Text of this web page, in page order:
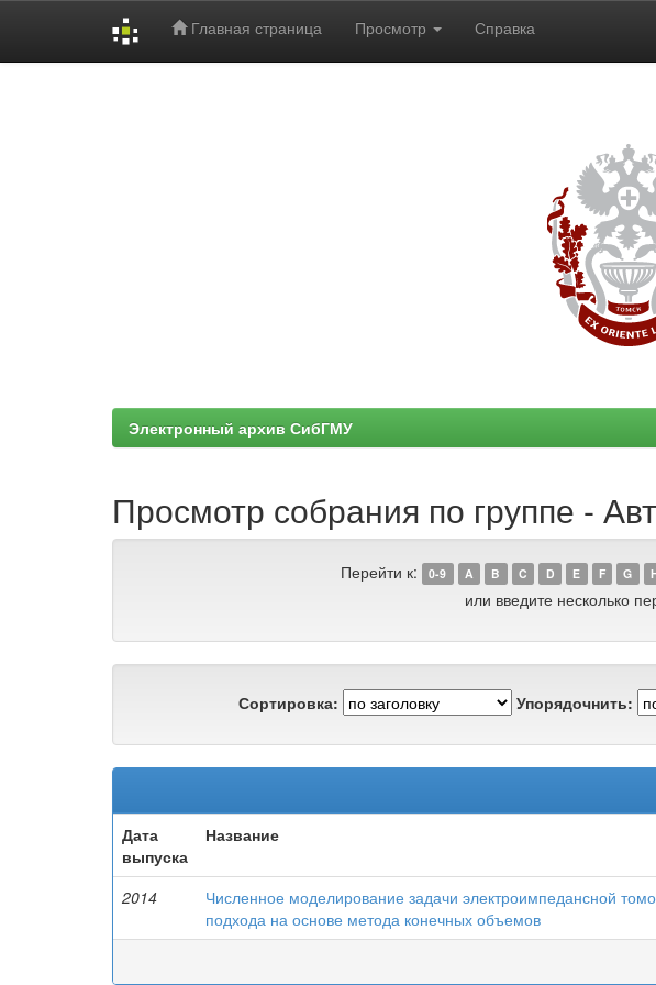
Главная страница Просмотр Справка
Электронный архив СибГМУ
Просмотр собрания по группе -
Перейти к: 0-9 A B C D E F G
или введите несколько
Сортировка: Упорядочнить:
Дата
выпуска
Название
2014
Численное моделирование задачи электроимпедансной
подхода на основе метода конечных объемов